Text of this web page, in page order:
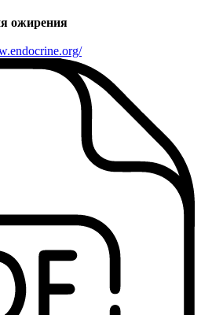
ожирения